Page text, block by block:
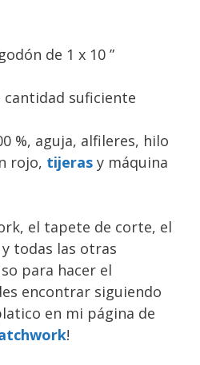
de 1 x 10 ”
cantidad suficiente
%, aguja, alfileres, hilo
rojo, tijeras y máquina
el tapete de corte, el
todas las otras
para hacer el
encontrar siguiendo
en mi página de
!